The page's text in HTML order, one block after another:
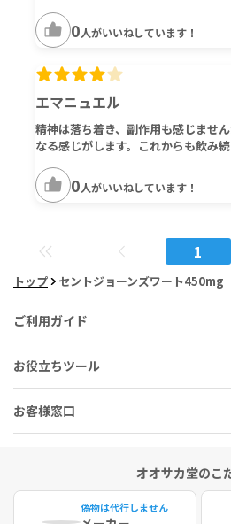
0人がいいねしています！
エマニュエル
精神は落ち着き、副作用も感じませ
なる感じがします。これからも飲み続
0人がいいねしています！
1
トップ セントジョーンズワート450mg
ご利用ガイド
お役立ちツール
お客様窓口
オオサカ堂のこ
偽物は代行しません